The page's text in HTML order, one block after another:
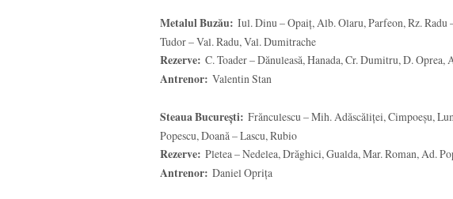
Metalul Buzău: Iul. Dinu – Opaiț, Alb. Olaru, Parfeon, Rz.
Tudor – Val. Radu, Val. Dumitrache
Rezerve: C. Toader – Dănuleasă, Hanada, Cr. Dumitru, D.
Antrenor: Valentin Stan
Steaua București: Frănculescu – Mih. Adăscăliței, Cimpoeșu,
Popescu, Doană – Lascu, Rubio
Rezerve: Pletea – Nedelea, Drăghici, Gualda, Mar. Roman, Ad.
Antrenor: Daniel Oprița